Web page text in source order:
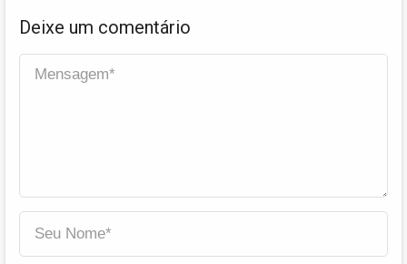
Deixe um comentário